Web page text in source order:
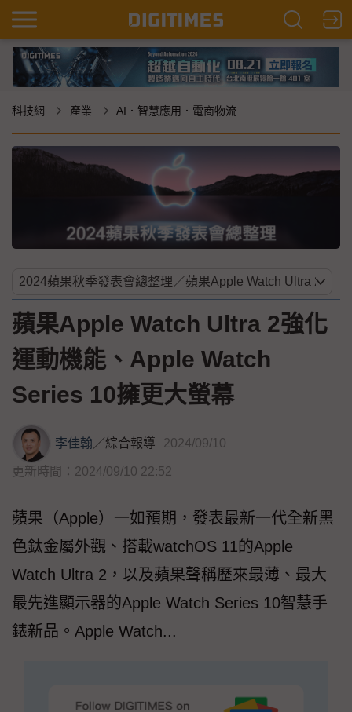
科技網 產業 AI．智慧應用．電商物流
蘋果Apple Watch Ultra 2強化
運動機能、Apple Watch
Series 10擁更大螢幕
李佳翰／綜合報導 2024/09/10
更新時間：2024/09/10 22:52
蘋果（Apple）一如預期，發表最新一代全新黑
色鈦金屬外觀、搭載watchOS 11的Apple
Watch Ultra 2，以及蘋果聲稱歷來最薄、最大
最先進顯示器的Apple Watch Series 10智慧手
錶新品。Apple Watch...